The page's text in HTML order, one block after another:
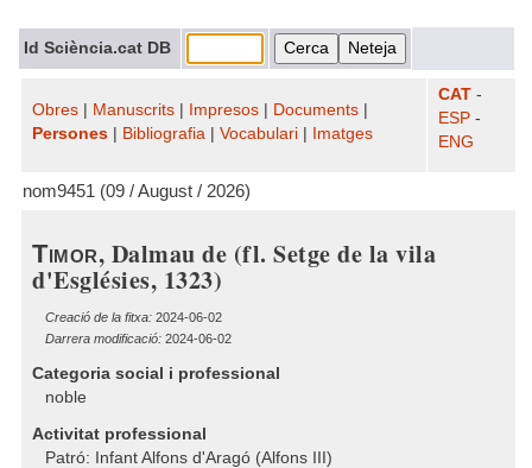
Id Sciència.cat DB
Obres Manuscrits Impresos Documents
Persones
Bibliografia Vocabulari Imatges
CAT -
ESP -
ENG
nom9451 (09 / August / 2026)
Timor, Dalmau de (fl. Setge de la vila
d'Esglésies, 1323)
Creació de la fitxa: 2024-06-02
Darrera modificació: 2024-06-02
Categoria social i professional
noble
Activitat professional
Patró: Infant Alfons d'Aragó (Alfons III)